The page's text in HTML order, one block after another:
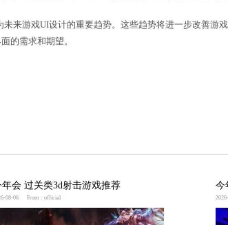
VR和AR技术为游戏提供了更直观
要使用传统的鼠标和键盘。这就要